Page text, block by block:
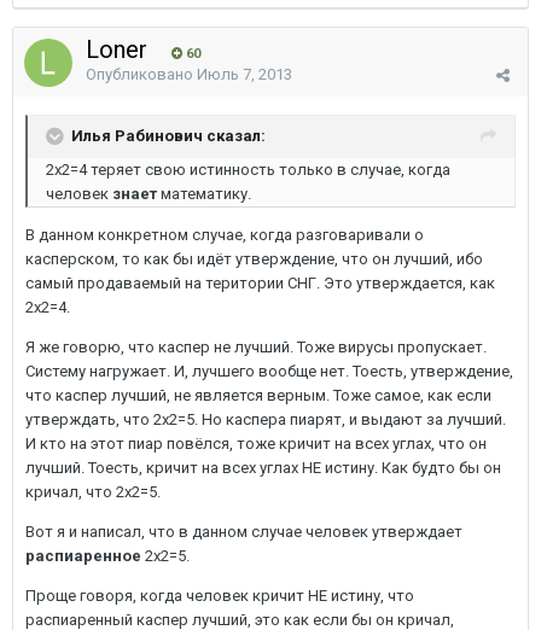
Loner 60
Опубликовано Июль 7, 2013
Илья Рабинович сказал:
2х2=4 теряет свою истинность только в случае, когда
человек знает математику.
В данном конкретном случае, когда разговаривали о
касперском, то как бы идёт утверждение, что он лучший, ибо
самый продаваемый на територии СНГ. Это утверждается, как
2х2=4.
Я же говорю, что каспер не лучший. Тоже вирусы пропускает.
Систему нагружает. И, лучшего вообще нет. Тоесть, утверждение,
что каспер лучший, не является верным. Тоже самое, как если
утверждать, что 2х2=5. Но каспера пиарят, и выдают за лучший.
И кто на этот пиар повёлся, тоже кричит на всех углах, что он
лучший. Тоесть, кричит на всех углах НЕ истину. Как будто бы он
кричал, что 2х2=5.
Вот я и написал, что в данном случае человек утверждает
распиаренное 2х2=5.
Проще говоря, когда человек кричит НЕ истину, что
распиаренный каспер лучший, это как если бы он кричал,